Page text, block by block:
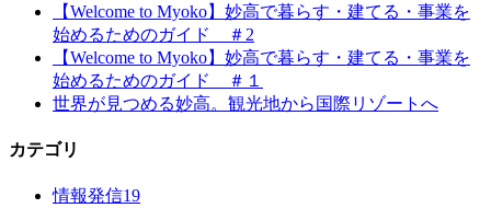
【Welcome to Myoko】妙高で暮らす・建てる・事業を
始めるためのガイド ＃2
【Welcome to Myoko】妙高で暮らす・建てる・事業を
始めるためのガイド ＃１
世界が見つめる妙高。観光地から国際リゾートへ
カテゴリ
情報発信19